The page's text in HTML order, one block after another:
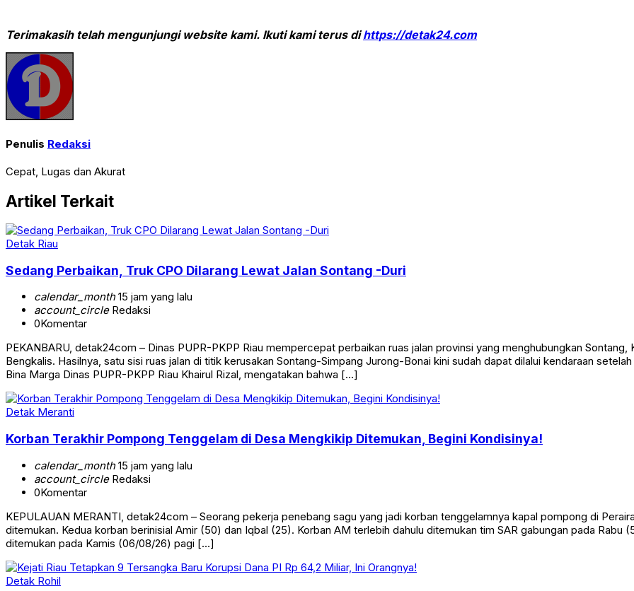
Terimakasih telah mengunjungi website kami. Ikuti kami terus dihttps://detak24.com
Penulis Redaksi
Cepat, Lugas dan Akurat
Artikel Terkait
Detak Riau
Sedang Perbaikan, Truk CPO Dilarang Lewat Jalan Sontang -Duri
calendar_month15 jam yang lalu
account_circleRedaksi
0Komentar
PEKANBARU, detak24com – Dinas PUPR-PKPP Riau mempercepat perbaikan ruas jalan provinsi yang menghubungkan
Bengkalis. Hasilnya, satu sisi ruas jalan di titik kerusakan Sontang-Simpang Jurong-Bonai kini sudah dapat dilalui kendaraan
Bina Marga Dinas PUPR-PKPP Riau Khairul Rizal, mengatakan bahwa […]
Detak Meranti
Korban Terakhir Pompong Tenggelam di Desa Mengkikip Ditemukan, Begini Kondisinya!
calendar_month15 jam yang lalu
account_circleRedaksi
0Komentar
KEPULAUAN MERANTI, detak24com – Seorang pekerja penebang sagu yang jadi korban tenggelamnya kapal pompong di
ditemukan. Kedua korban berinisial Amir (50) dan Iqbal (25). Korban AM terlebih dahulu ditemukan tim SAR gabungan pada Rabu
ditemukan pada Kamis (06/08/26) pagi […]
Detak Rohil